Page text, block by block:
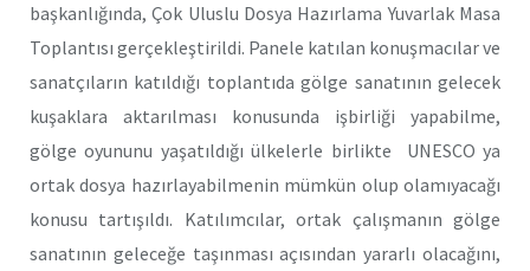
başkanlığında, Çok Uluslu Dosya Hazırlama Yuvarlak Masa
Toplantısı gerçekleştirildi. Panele katılan konuşmacılar ve
sanatçıların katıldığı toplantıda gölge sanatının gelecek
kuşaklara aktarılması konusunda işbirliği yapabilme,
gölge oyununu yaşatıldığı ülkelerle birlikte UNESCO ya
ortak dosya hazırlayabilmenin mümkün olup olamıyacağı
konusu tartışıldı. Katılımcılar, ortak çalışmanın gölge
sanatının geleceğe taşınması açısından yararlı olacağını,